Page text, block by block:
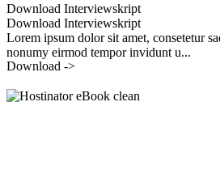
Download Interviewskript
Download Interviewskript
Lorem ipsum dolor sit amet, consetetur
nonumy eirmod tempor invidunt u...
Download ->